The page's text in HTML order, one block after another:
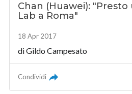
Chan (Huawei):
Lab a Roma"
18 Apr 2017
diGildo Campesato
Condividi